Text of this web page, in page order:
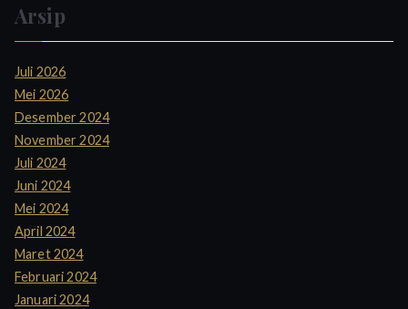
Arsip
Juli 2026
Mei 2026
Desember 2024
November 2024
Juli 2024
Juni 2024
Mei 2024
April 2024
Maret 2024
Februari 2024
Januari 2024